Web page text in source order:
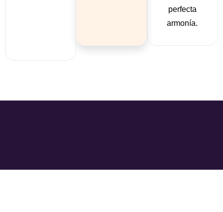
perfecta
armonía.